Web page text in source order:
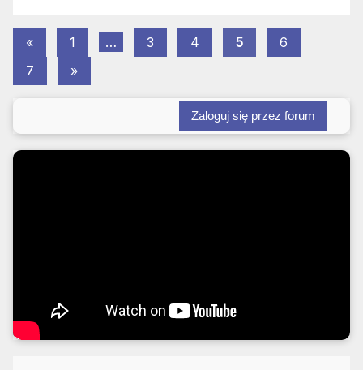
Stronicowanie
wpisów
«Poprzednie
wpisy
1 … 3 4 5
6
7
Następne
wpisy
»
Zaloguj się przez forum